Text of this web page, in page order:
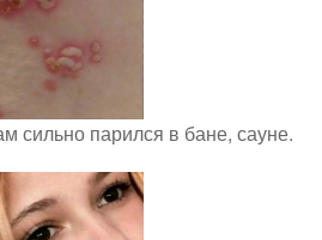
сильно парился в бане, сауне.